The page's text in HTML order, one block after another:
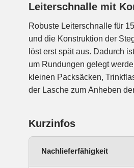
Leiterschnalle mit
Robuste Leiterschnalle für
und die Konstruktion der
löst erst spät aus. Dadurch
um Rundungen gelegt
kleinen Packsäcken,
der Lasche zum Anheben
einfacheren Bedienung
werden. Perfekt für den
erreichenden Stellen. An
dort stufenlos verstellt
Kurzinfos
Nachlieferfähigkeit